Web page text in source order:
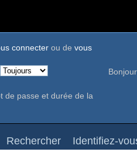
connecter ou de vous
de passe et durée de la
Rechercher Identifiez-